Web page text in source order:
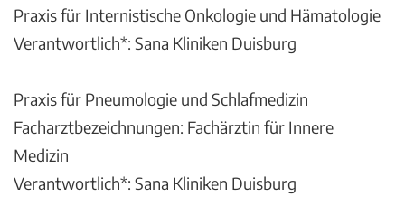
Praxis für Internistische Onkologie und Hämatologie
Verantwortlich*: Sana Kliniken Duisburg
Praxis für Pneumologie und Schlafmedizin
Facharztbezeichnungen: Fachärztin für Innere
Medizin
Verantwortlich*: Sana Kliniken Duisburg